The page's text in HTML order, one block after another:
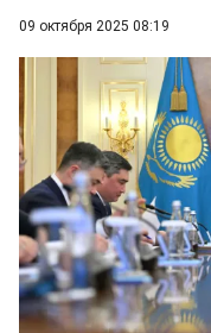
09 октября 2025 08:19